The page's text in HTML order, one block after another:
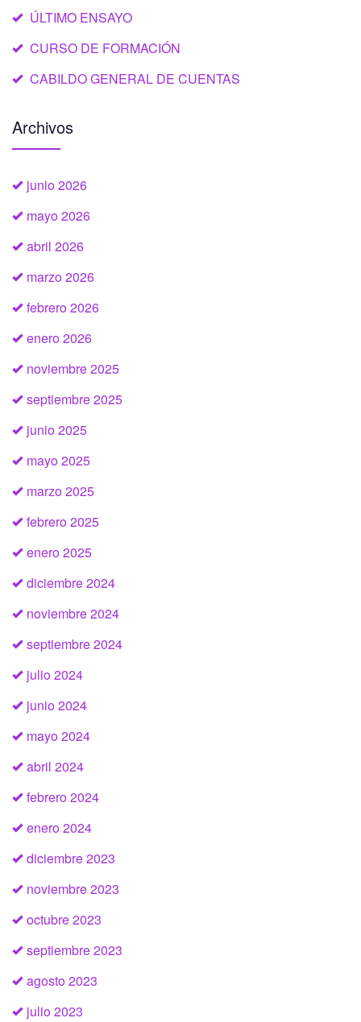
ÚLTIMO ENSAYO
CURSO DE FORMACIÓN
CABILDO GENERAL DE CUENTAS
Archivos
junio 2026
mayo 2026
abril 2026
marzo 2026
febrero 2026
enero 2026
noviembre 2025
septiembre 2025
junio 2025
mayo 2025
marzo 2025
febrero 2025
enero 2025
diciembre 2024
noviembre 2024
septiembre 2024
julio 2024
junio 2024
mayo 2024
abril 2024
febrero 2024
enero 2024
diciembre 2023
noviembre 2023
octubre 2023
septiembre 2023
agosto 2023
julio 2023